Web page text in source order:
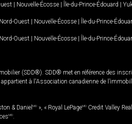
| Nouvelle-Écosse | Île-du-Prince-Édouard |
Ouest | Nouvelle-Écosse | Île-du-Prince-
Ouest | Nouvelle-Écosse | Île-du-Prince-
(SDD®). SDD® met en référence des
à l'Association canadienne de
& Daniel MD », « Royal LePageMD Credit Valley
MD